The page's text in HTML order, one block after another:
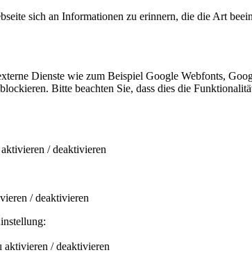
sich an Informationen zu erinnern, die die Art
Dienste wie zum Beispiel Google Webfonts,
Bitte beachten Sie, dass dies die
/ deaktivieren
/ deaktivieren
/ deaktivieren